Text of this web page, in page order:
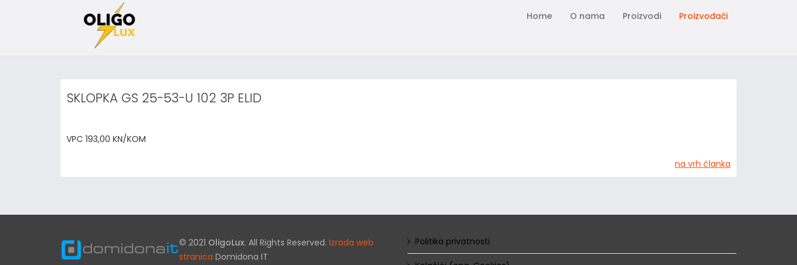
Home O nama Proizvodi Proizvođači
SKLOPKA GS 25-53-U 102 3P ELID
VPC 193,00 KN/KOM
na vrh članka
© 2021 OligoLux. All Rights Reserved. Izrada web
stranica Domidona IT
Politika privatnosti